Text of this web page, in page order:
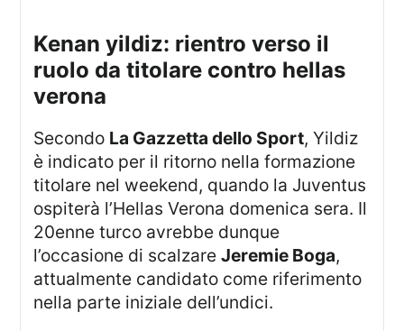
kenan yildiz: rientro verso il
ruolo da titolare contro hellas
verona
Secondo La Gazzetta dello Sport, Yildiz
è indicato per il ritorno nella formazione
titolare nel weekend, quando la Juventus
ospiterà l’Hellas Verona domenica sera. Il
20enne turco avrebbe dunque
l’occasione di scalzareJeremie Boga,
attualmente candidato come riferimento
nella parte iniziale dell’undici.